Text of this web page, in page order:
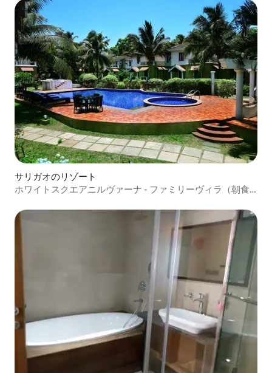
サリガオのリゾート
ホワイトスクエアニルヴァーナ - ファミリーヴィラ（朝食